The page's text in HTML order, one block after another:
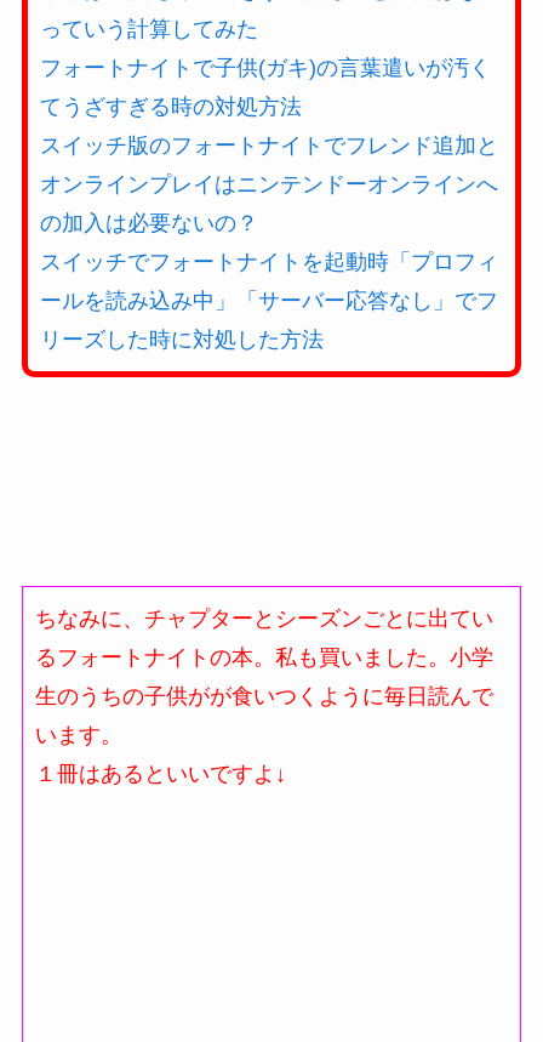
っていう計算してみた
フォートナイトで子供(ガキ)の言葉遣いが汚く
てうざすぎる時の対処方法
スイッチ版のフォートナイトでフレンド追加と
オンラインプレイはニンテンドーオンラインへ
の加入は必要ないの？
スイッチでフォートナイトを起動時「プロフィ
ールを読み込み中」「サーバー応答なし」でフ
リーズした時に対処した方法
ちなみに、チャプターとシーズンごとに出てい
るフォートナイトの本。私も買いました。小学
生のうちの子供がが食いつくように毎日読んで
います。
１冊はあるといいですよ↓